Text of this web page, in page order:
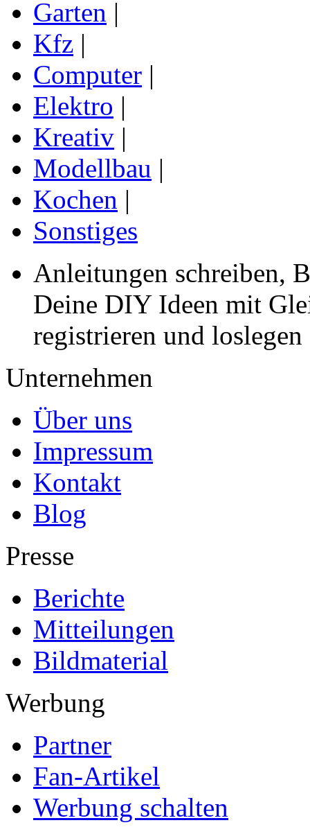
Garten |
Kfz |
Computer |
Elektro |
Kreativ |
Modellbau |
Kochen |
Sonstiges
Anleitungen schreiben,
Deine DIY Ideen mit
registrieren und loslegen
Unternehmen
Über uns
Impressum
Kontakt
Blog
Presse
Berichte
Mitteilungen
Bildmaterial
Werbung
Partner
Fan-Artikel
Werbung schalten